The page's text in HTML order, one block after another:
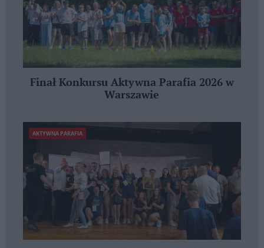
Finał Konkursu Aktywna Parafia 2026 w
Warszawie
AKTYWNA PARAFIA